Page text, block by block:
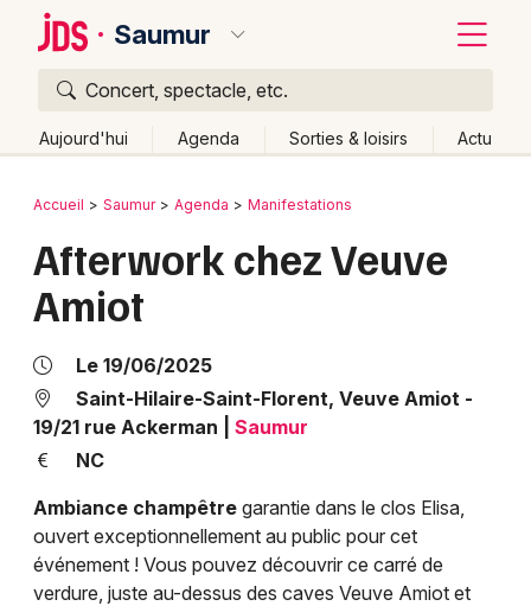
Saumur
Concert, spectacle, etc.
Aujourd'hui Agenda Sorties & loisirs Actu
Publier un événement
Grands événements
Activité & Expérience
Manifestations
Foires & salons
Spectacles
Bordeaux
Colmar
Lyon
Marseille
Montpellier
Nantes
Retour
Accueil Saumur Agenda Manifestations
Afterwork chez Veuve
Amiot
Le 19/06/2025
Saint-Hilaire-Saint-Florent, Veuve Amiot -
19/21 rue Ackerman
Saumur
NC
Ambiance champêtre garantie dans le clos Elisa,
ouvert exceptionnellement au public pour cet
événement ! Vous pouvez découvrir ce carré de
verdure, juste au-dessus des caves Veuve Amiot et
Quoi ?
Où ?
Pays de la Loire
Partout Près de moi Changer de lieu
Quand ?
Aujourd'hui
Demain